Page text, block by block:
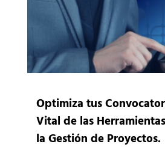
Optimiza tus
Vital de las
la Gestión de Proyectos.